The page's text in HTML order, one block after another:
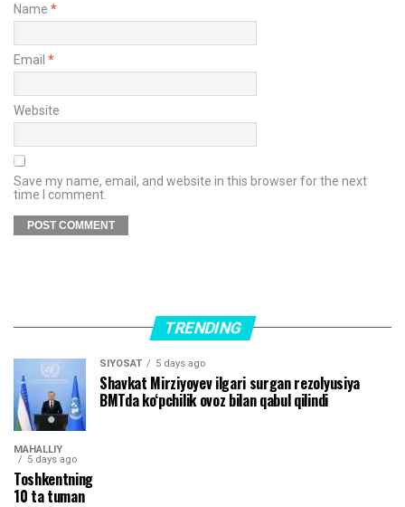
Name *
Email *
Website
Save my name, email, and website in this browser for the next
time I comment.
TRENDING
SIYOSAT 5 days ago
Shavkat Mirziyoyev ilgari surgan rezolyusiya
BMTda ko‘pchilik ovoz bilan qabul qilindi
MAHALLIY
5 days ago
Toshkentning
10 ta tuman